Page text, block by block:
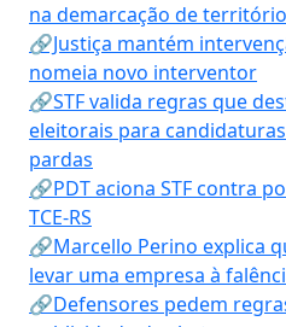
na demarcação de
🔗Justiça mantém
nomeia novo interventor
🔗STF valida regras que
eleitorais para
pardas
🔗PDT aciona STF contra
TCE-RS
🔗Marcello Perino explica
levar uma empresa à
🔗Defensores pedem